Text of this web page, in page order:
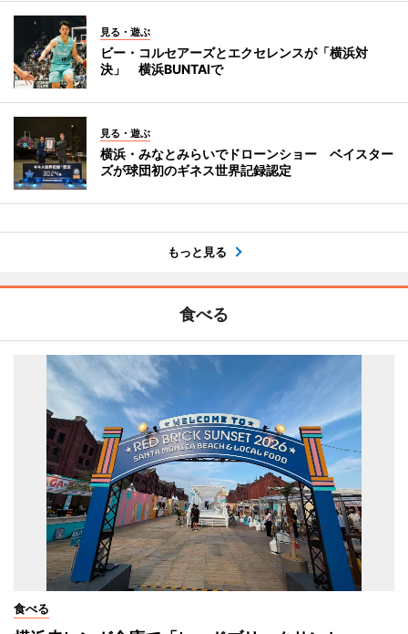
見る・遊ぶ
ビー・コルセアーズとエクセレンスが「横浜対
決」 横浜BUNTAIで
見る・遊ぶ
横浜・みなとみらいでドローンショー ベイスター
ズが球団初のギネス世界記録認定
もっと見る
食べる
食べる